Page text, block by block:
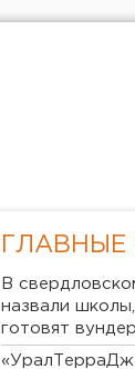
В
назвали
готовят